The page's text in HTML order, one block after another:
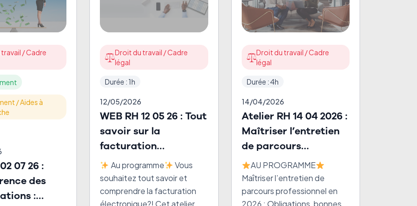
/ Cadre
/ Aides à
07 26 :
des
:
Droit du travail / Cadre
légal
Durée : 1h
12/05/2026
WEB RH 12 05 26 : Tout
savoir sur la
facturation
électronique!
Au programme
Vous
souhaitez tout savoir et
comprendre la facturation
électronique?! Cet atelier
Droit du travail / Cadre
légal
Durée : 4h
14/04/2026
Atelier RH 14 04 2026 :
Maîtriser l’entretien
de parcours
professionnel en 2026
AU PROGRAMME
Maîtriser l’entretien de
parcours professionnel en
2026 : Obligations, bonnes